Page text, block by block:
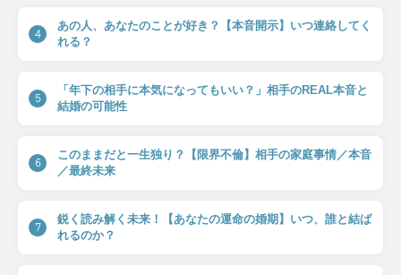
4
あの人、あなたのことが好き？【本音開示】いつ連絡してく
れる？
5
「年下の相手に本気になってもいい？」相手のREAL本音と
結婚の可能性
6
このままだと一生独り？【限界不倫】相手の家庭事情／本音
／最終未来
7
鋭く読み解く未来！【あなたの運命の婚期】いつ、誰と結ば
れるのか？